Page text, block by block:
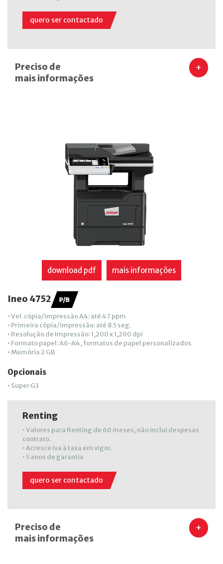
quero ser contactado
Preciso de
mais informações
+
download pdf mais informações
Ineo 4752
• Vel. cópia/impressão A4: até 47 ppm
• Primeira cópia/impressão: até 8.5 seg.
• Resolução de Impressão: 1,200 x 1,200 dpi
• Formato papel: A6-A4, formatos de papel personalizados
• Memória 2 GB
Opcionais
• Super G3
Renting
• Valores para Renting de 60 meses, não inclui despesas
contrato.
• Acresce Iva à taxa em vigor.
• 5 anos de garantia
quero ser contactado
Preciso de
mais informações
+